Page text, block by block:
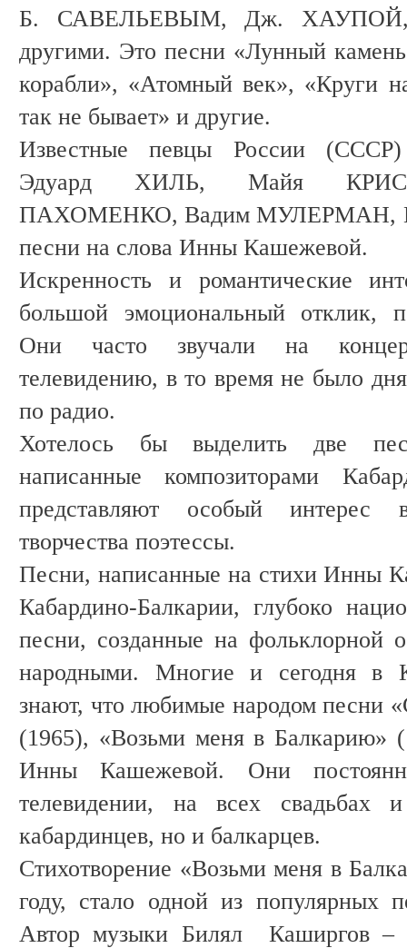
Б. САВЕЛЬЕВЫМ, Дж.
другими. Это песни «Лунный
корабли», «Атомный век», «Круги
так не бывает» и другие.
Известные певцы России
Эдуард ХИЛЬ, Майя
ПАХОМЕНКО, Вадим МУЛЕРМАН,
песни на слова Инны Кашежевой.
Искренность и романтические
большой эмоциональный отклик,
Они часто звучали на
телевидению, в то время не было
по радио.
Хотелось бы выделить две
написанные композиторами
представляют особый интерес
творчества поэтессы.
Песни, написанные на стихи Инны
Кабардино-Балкарии, глубоко
песни, созданные на фольклорной
народными. Многие и сегодня в
знают, что любимые народом песни
(1965), «Возьми меня в Балкарию»
Инны Кашежевой. Они
телевидении, на всех свадьбах
кабардинцев, но и балкарцев.
Стихотворение «Возьми меня в
году, стало одной из популярных
Автор музыки Билял Каширгов –